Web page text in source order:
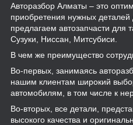
Авторазбор Алматы – это
приобретения нужных
предлагаем автозапчасти для
Сузуки, Ниссан, Митсубиси.
В чем же преимущество
Во-первых, занимаясь
нашим клиентам широкий
автомобилям, в том числе к
Во-вторых, все детали,
высокого качества и